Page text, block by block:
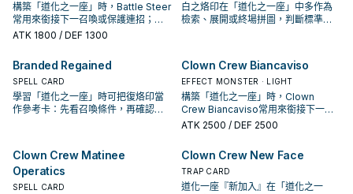
構築「道化之一座」時，Battle Steer
常用來銜接下一召喚或保護連招；是
否投入取決於你的手坑／解場配置。
ATK 1800 / DEF 1300
白之烙印在「道化之一座」中多作為
檢索、展開或終場拼圖，判斷標準是
Branded Regained
SPELL CARD
學習「道化之一座」時可把復烙印當
作參考卡：先看召喚條件，再確認它
Clown Crew Biancaviso
EFFECT MONSTER · LIGHT
構築「道化之一座」時，Clown
Crew Biancaviso常用來銜接下一召
喚或保護連招；是否投入取決於你的
ATK 2500 / DEF 2500
Clown Crew Matinee
Operatics
SPELL CARD
Clown Crew New Face
TRAP CARD
道化一座『新加入』在「道化之一